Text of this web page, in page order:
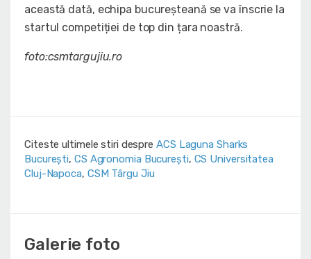
această dată, echipa bucureșteană se va înscrie la
startul competiției de top din țara noastră.
foto:csmtargujiu.ro
Citeste ultimele stiri despre ACS Laguna Sharks
București, CS Agronomia București, CS Universitatea
Cluj-Napoca, CSM Târgu Jiu
Galerie foto